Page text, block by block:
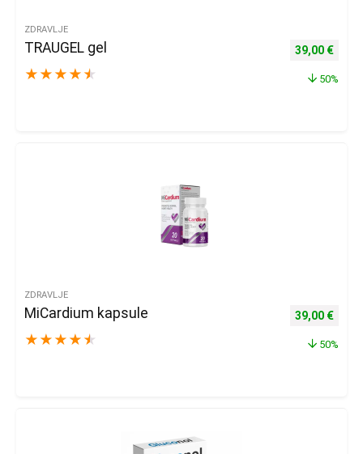
ZDRAVLJE
TRAUGEL gel
★ ★ ★ ★ ★
Izvorna
39,00 €
50%
ZDRAVLJE
MiCardium kapsule
★ ★ ★ ★ ★
Izvorna
39,00 €
50%